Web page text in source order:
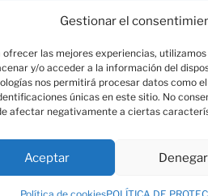
Gestionar el
ofrecer las mejores experiencias,
y/o acceder a la información del
nos permitirá procesar datos como
únicas en este sitio. No
afectar negativamente a ciertas
Aceptar Denegar
© 2024 Fundación Magtel